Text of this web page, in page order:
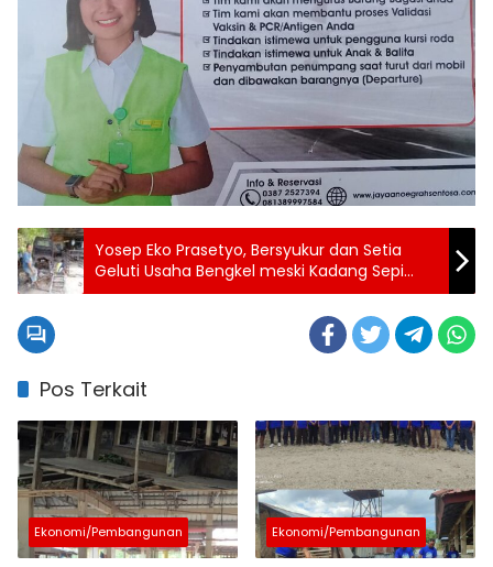
Yosep Eko Prasetyo, Bersyukur dan Setia
Geluti Usaha Bengkel meski Kadang Sepi
Order
Pos Terkait
Ekonomi/Pembangunan Ekonomi/Pembangunan